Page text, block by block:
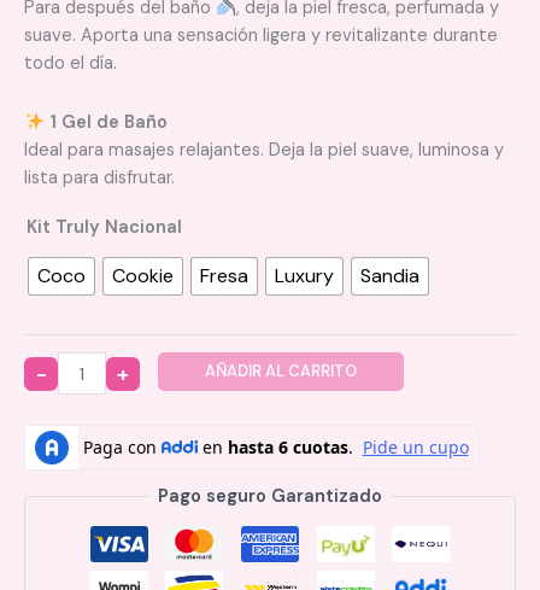
Para después del baño
, deja la piel fresca, perfumada y
suave. Aporta una sensación ligera y revitalizante durante
todo el día.
1 Gel de Baño
Ideal para masajes relajantes. Deja la piel suave, luminosa y
lista para disfrutar.
Kit Truly Nacional
Coco Cookie Fresa Luxury Sandia
Quantity
AÑADIR AL CARRITO
Pago seguro Garantizado